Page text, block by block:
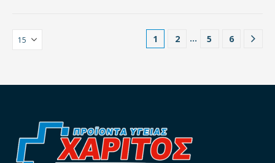
1 2 … 5 6